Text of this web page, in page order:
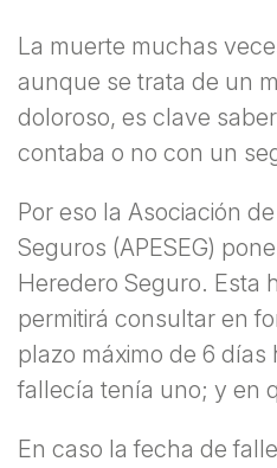
La muerte muchas
aunque se trata de un
doloroso, es clave
contaba o no con un
Por eso la Asociación
Seguros (APESEG)
Heredero Seguro. Esta
permitirá consultar en
plazo máximo de 6 días
fallecía tenía uno; y en
En caso la fecha de